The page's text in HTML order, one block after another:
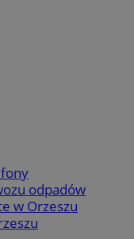
odpadów
w Orzeszu